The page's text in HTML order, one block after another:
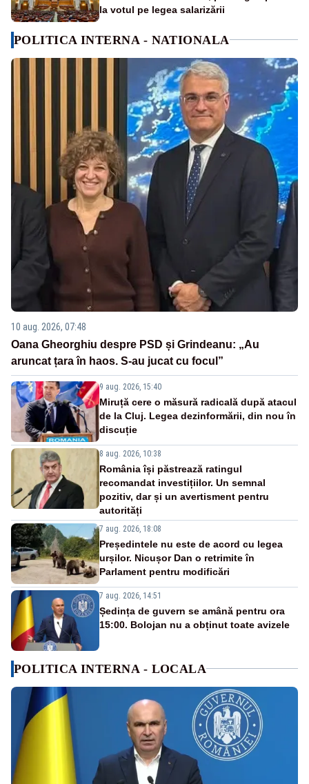
la votul pe legea salarizării
POLITICA INTERNA - NATIONALA
10 aug. 2026, 07:48
Oana Gheorghiu despre PSD și Grindeanu: „Au
aruncat țara în haos. S-au jucat cu focul”
9 aug. 2026, 15:40
Miruță cere o măsură radicală după atacul
de la Cluj. Legea dezinformării, din nou în
discuție
8 aug. 2026, 10:38
România își păstrează ratingul
recomandat investițiilor. Un semnal
pozitiv, dar și un avertisment pentru
autorități
7 aug. 2026, 18:08
Președintele nu este de acord cu legea
urșilor. Nicușor Dan o retrimite în
Parlament pentru modificări
7 aug. 2026, 14:51
Ședința de guvern se amână pentru ora
15:00. Bolojan nu a obținut toate avizele
POLITICA INTERNA - LOCALA